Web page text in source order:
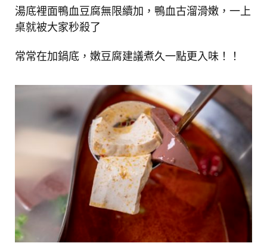
湯底裡面鴨血豆腐無限續加，鴨血古溜滑嫩，一上
桌就被大家秒殺了
常常在加鍋底，嫩豆腐建議煮久一點更入味！！